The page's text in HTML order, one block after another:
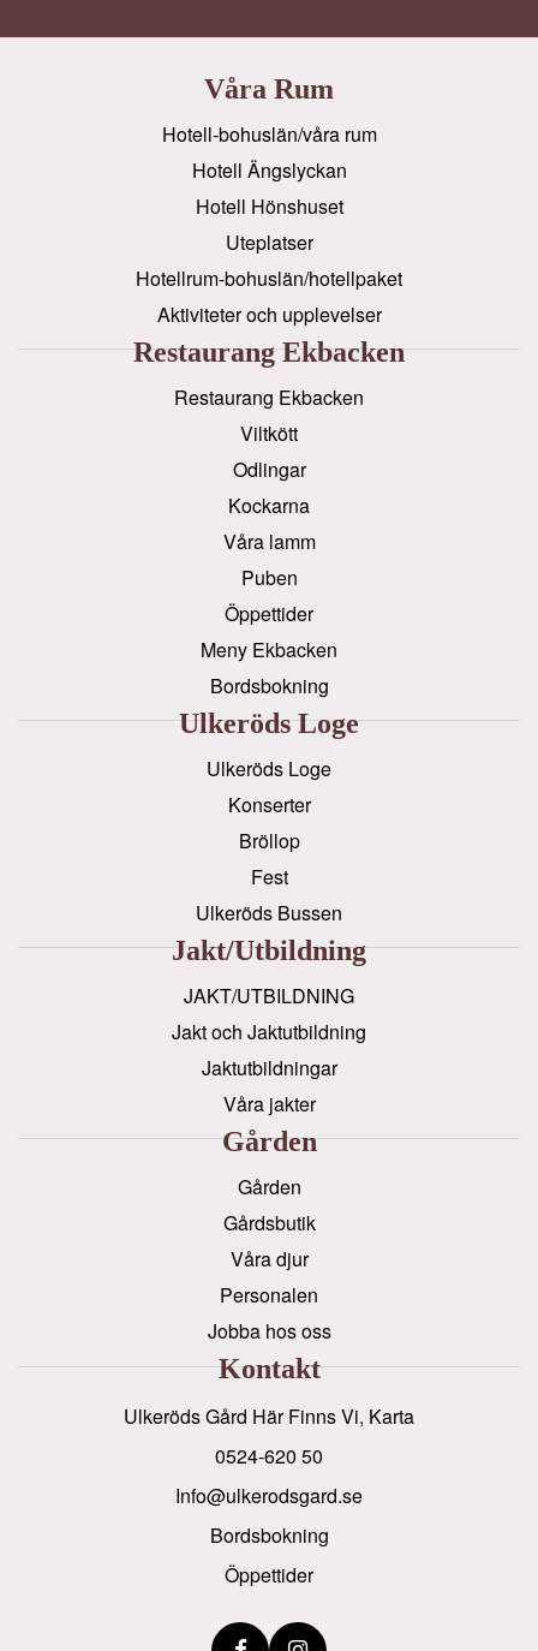
Våra Rum
Hotell-bohuslän/våra rum
Hotell Ängslyckan
Hotell Hönshuset
Uteplatser
Hotellrum-bohuslän/hotellpaket
Aktiviteter och upplevelser
Restaurang Ekbacken
Restaurang Ekbacken
Viltkött
Odlingar
Kockarna
Våra lamm
Puben
Öppettider
Meny Ekbacken
Bordsbokning
Ulkeröds Loge
Ulkeröds Loge
Konserter
Bröllop
Fest
Ulkeröds Bussen
Jakt/utbildning
JAKT/UTBILDNING
Jakt och Jaktutbildning
Jaktutbildningar
Våra jakter
Gården
Gården
Gårdsbutik
Våra djur
Personalen
Jobba hos oss
Kontakt
Ulkeröds Gård Här Finns Vi, Karta
0524-620 50
info@ulkerodsgard.se
Bordsbokning
Öppettider